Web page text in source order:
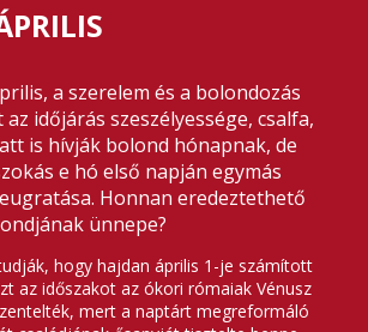
a szerelem és a bolondozás
időjárás szeszélyessége, csalfa,
is hívják bolond hónapnak, de
e hó első napján egymás
Honnan eredeztethető
ünnepe?
hogy hajdan április 1-je számított
az időszakot az ókori rómaiak Vénusz
mert a naptárt megreformáló